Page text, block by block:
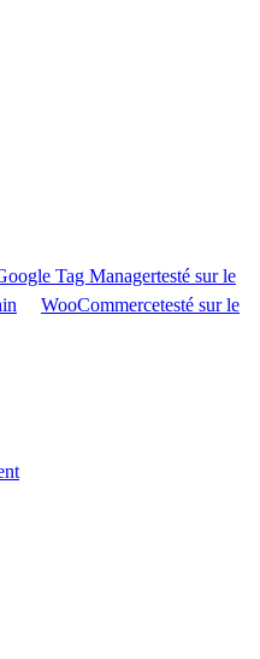
Tag Managertesté sur le
WooCommercetesté sur le